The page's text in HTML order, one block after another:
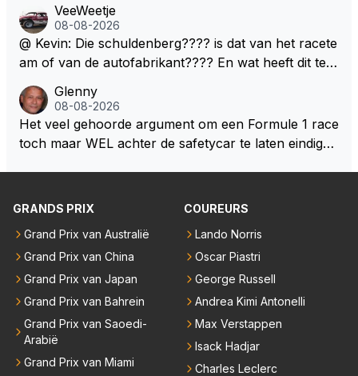
em meer plezier gebracht dan de F1 op dit moment.
ronkende motoren en op de grenzen rijden van de
mogelijkheden. Het ouderwetse racen waarbij de ma
nnen en jongens verdeeld worden. Als deze auto's g
uden dan dat hij op dit moment beweerd. Dan kan hij
zijn talenten en uitzonderlijke klasse laten zien en he
eft daar enorm veel lol aan.
VeeWeetje
08-08-2026
@ Kevin: Die schuldenberg???? is dat van het racete
am of van de autofabrikant???? En wat heeft dit te
ert nu de spindoctor van newey geworden?? Eerlijk
gezegd snap ik de de kop én het artikel niet echt.
Glenny
08-08-2026
Het veel gehoorde argument om een Formule 1 race
toch maar WEL achter de safetycar te laten eindigen
rijden de teams met tot op de liter afgemeten peut...
GRANDS PRIX
Grand Prix van Australië
Grand Prix van China
Grand Prix van Japan
Grand Prix van Bahrein
Grand Prix van Saoedi-
Arabië
Grand Prix van Miami
COUREURS
Lando Norris
Oscar Piastri
George Russell
Andrea Kimi Antonelli
Max Verstappen
Isack Hadjar
Charles Leclerc